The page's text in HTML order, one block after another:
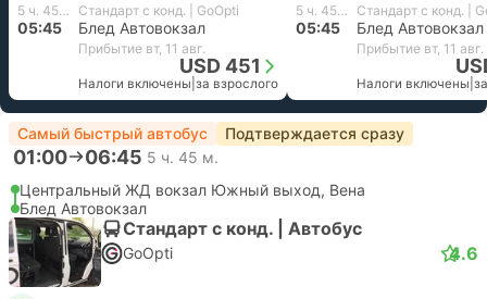
5 ч. 45 м. Стандарт с конд. | GoOpti
05:45 Блед Автовокзал
Прибытие вт, 11 авг.
USD 451
Налоги включены за взрослого
5 ч. 45 м. Стандарт с конд. |
05:45 Блед Автовокзал
Прибытие вт, 11 авг.
Налоги включены
Самый быстрый автобус Подтверждается сразу
01:00 06:45 5 ч. 45 м.
Центральный ЖД вокзал Южный выход, Вена
Блед Автовокзал
Стандарт с конд. | Автобус
GoOpti 4.6